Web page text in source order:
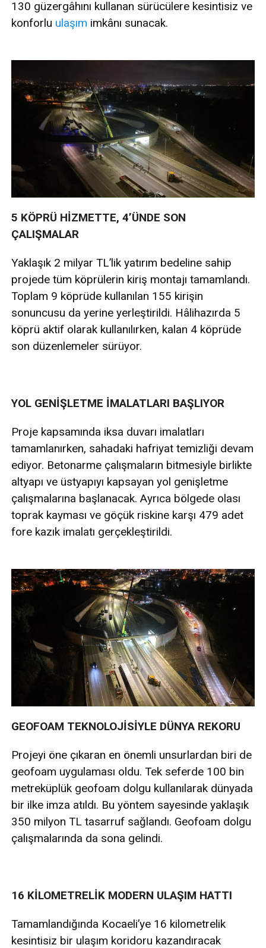
130 güzergâhını kullanan sürücülere kesintisiz ve
konforlu ulaşım imkânı sunacak.
5 KÖPRÜ HİZMETTE, 4’ÜNDE SON
ÇALIŞMALAR
Yaklaşık 2 milyar TL’lik yatırım bedeline sahip
projede tüm köprülerin kiriş montajı tamamlandı.
Toplam 9 köprüde kullanılan 155 kirişin
sonuncusu da yerine yerleştirildi. Hâlihazırda 5
köprü aktif olarak kullanılırken, kalan 4 köprüde
son düzenlemeler sürüyor.
YOL GENİŞLETME İMALATLARI BAŞLIYOR
Proje kapsamında iksa duvarı imalatları
tamamlanırken, sahadaki hafriyat temizliği devam
ediyor. Betonarme çalışmaların bitmesiyle birlikte
altyapı ve üstyapıyı kapsayan yol genişletme
çalışmalarına başlanacak. Ayrıca bölgede olası
toprak kayması ve göçük riskine karşı 479 adet
fore kazık imalatı gerçekleştirildi.
GEOFOAM TEKNOLOJİSİYLE DÜNYA REKORU
Projeyi öne çıkaran en önemli unsurlardan biri de
geofoam uygulaması oldu. Tek seferde 100 bin
metreküplük geofoam dolgu kullanılarak dünyada
bir ilke imza atıldı. Bu yöntem sayesinde yaklaşık
350 milyon TL tasarruf sağlandı. Geofoam dolgu
çalışmalarında da sona gelindi.
16 KİLOMETRELİK MODERN ULAŞIM HATTI
Tamamlandığında Kocaeli’ye 16 kilometrelik
kesintisiz bir ulaşım koridoru kazandıracak